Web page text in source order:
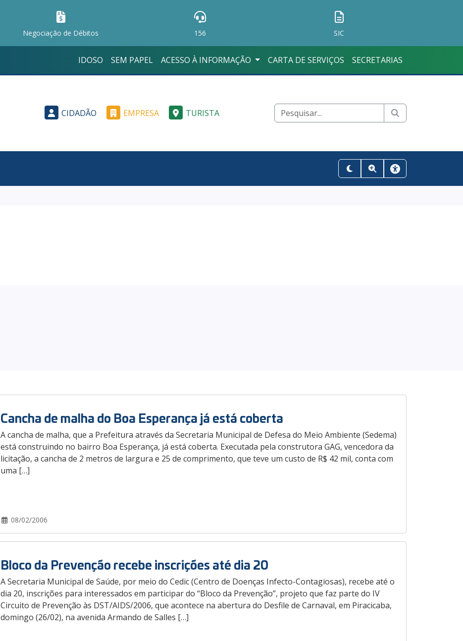
Negociação de Débitos 156 SIC
IDOSO SEM PAPEL ACESSO À INFORMAÇÃO CARTA DE SERVIÇOS SECRETARIAS
CIDADÃO EMPRESA TURISTA
Cancha de malha do Boa Esperança já está coberta
A cancha de malha, que a Prefeitura através da Secretaria Municipal de Defesa do Meio Ambiente (Sedema)
está construindo no bairro Boa Esperança, já está coberta. Executada pela construtora GAG, vencedora da
licitação, a cancha de 2 metros de largura e 25 de comprimento, que teve um custo de R$ 42 mil, conta com
uma […]
08/02/2006
Bloco da Prevenção recebe inscrições até dia 20
A Secretaria Municipal de Saúde, por meio do Cedic (Centro de Doenças Infecto-Contagiosas), recebe até o
dia 20, inscrições para interessados em participar do “Bloco da Prevenção”, projeto que faz parte do IV
Circuito de Prevenção às DST/AIDS/2006, que acontece na abertura do Desfile de Carnaval, em Piracicaba,
domingo (26/02), na avenida Armando de Salles […]